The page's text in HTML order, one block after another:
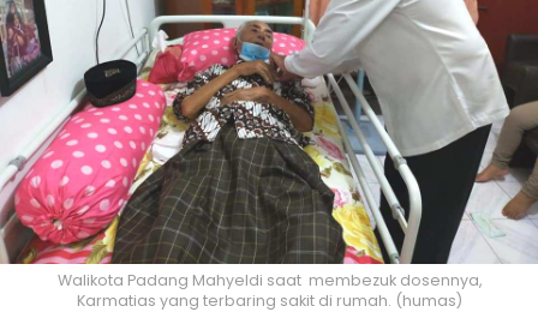
Walikota Padang Mahyeldi saat membezuk dosennya,
Karmatias yang terbaring sakit di rumah. (humas)